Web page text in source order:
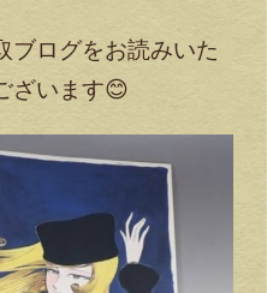
ブログをお読みいた
ざいます😊